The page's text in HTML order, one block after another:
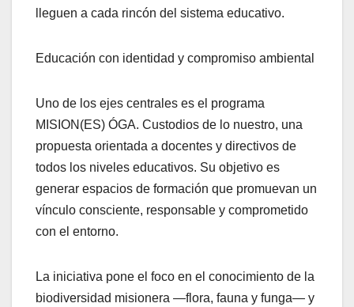
lleguen a cada rincón del sistema educativo.
Educación con identidad y compromiso ambiental
Uno de los ejes centrales es el programa
MISION(ES) ÓGA. Custodios de lo nuestro, una
propuesta orientada a docentes y directivos de
todos los niveles educativos. Su objetivo es
generar espacios de formación que promuevan un
vínculo consciente, responsable y comprometido
con el entorno.
La iniciativa pone el foco en el conocimiento de la
biodiversidad misionera —flora, fauna y funga— y